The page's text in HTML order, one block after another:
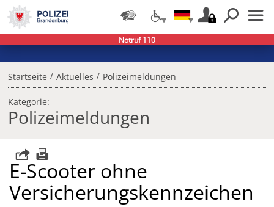
Startseite / Aktuelles / Polizeimeldungen
Kategorie:
Polizeimeldungen
E-Scooter ohne
Versicherungskennzeichen
Notruf 110